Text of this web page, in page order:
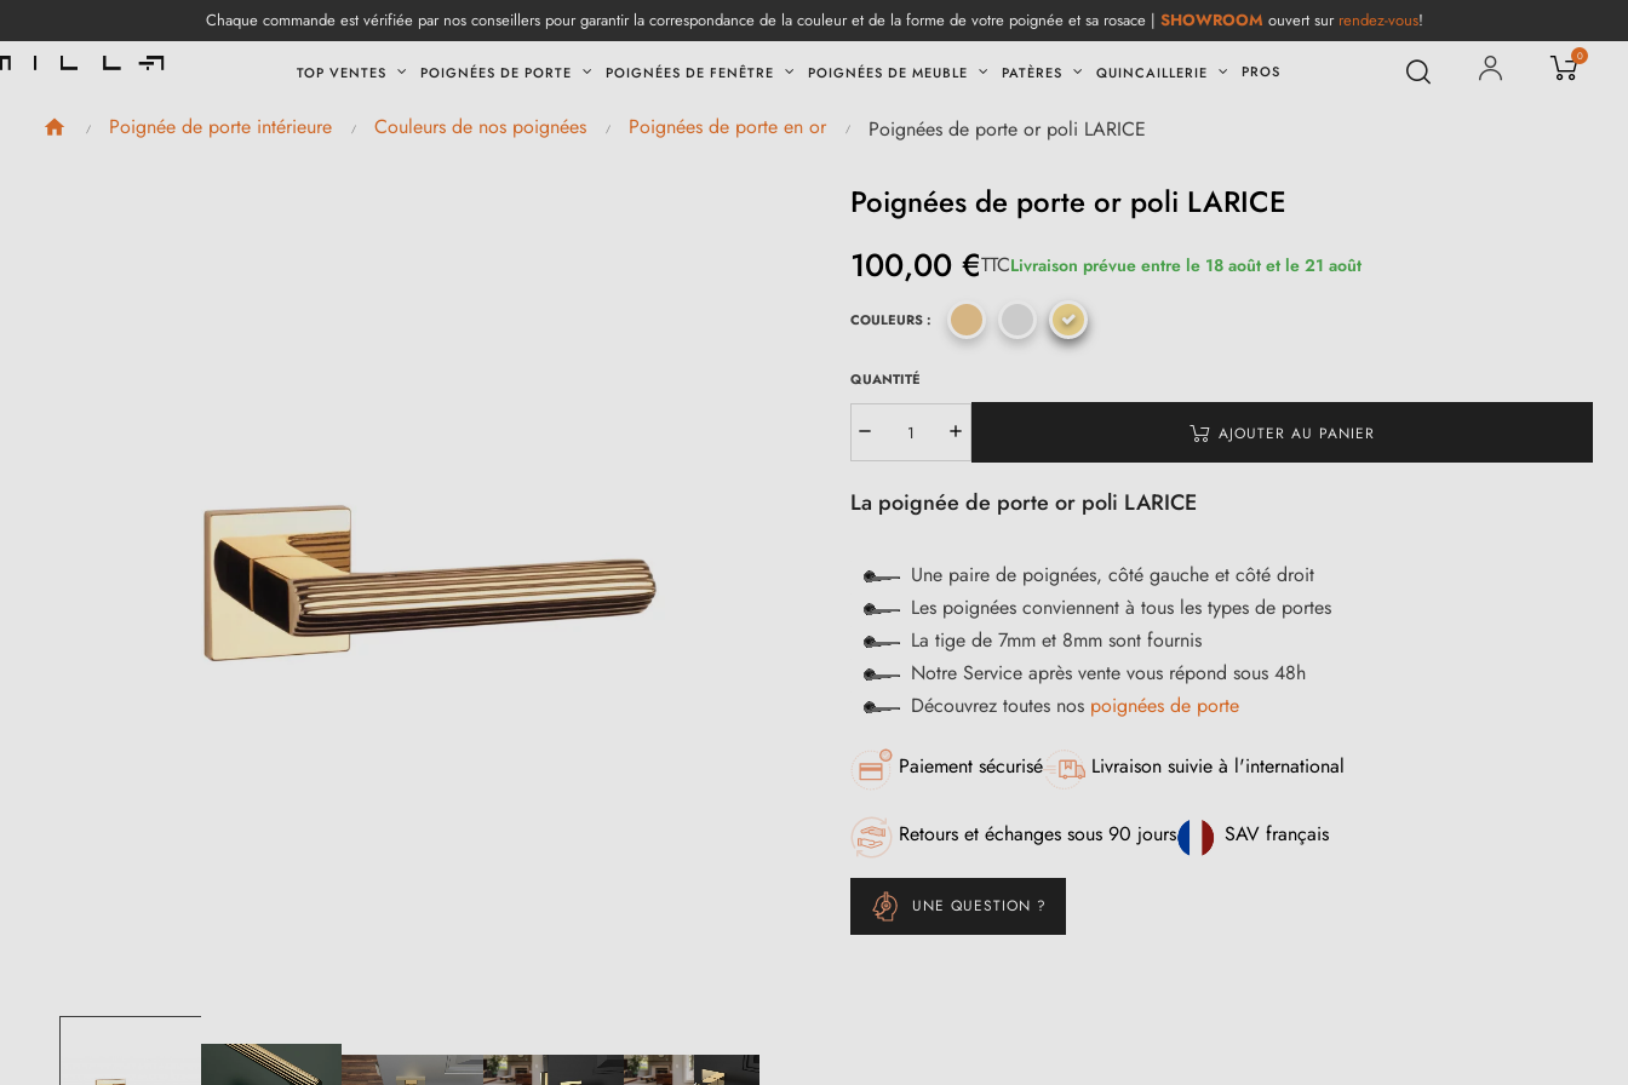
Chaque commande est vérifiée par nos conseillers pour garantir la correspondance de la couleur et de la forme de votre poignée et sa rosace | SHOWROOM ouvert sur rendez-vous!
TOP VENTES POIGNÉES DE PORTE POIGNÉES DE FENÊTRE POIGNÉES DE MEUBLE PATÈRES QUINCAILLERIE PROS
0
Poignée de porte intérieure Couleurs de nos poignées Poignées de porte en or Poignées de porte or poli LARICE
Poignées de porte or poli LARICE
100,00 €TTCLivraison prévue entre le 18 août et le 21 août
COULEURS :
QUANTITÉ
AJOUTER AU PANIER
La poignée de porte or poli LARICE
Une paire de poignées, côté gauche et côté droit
Les poignées conviennent à tous les types de portes
La tige de 7mm et 8mm sont fournis
Notre Service après vente vous répond sous 48h
Découvrez toutes nos poignées de porte
Paiement sécurisé Livraison suivie à l'international
Retours et échanges sous 90 jours SAV français
UNE QUESTION ?